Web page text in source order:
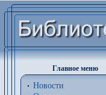
Главное меню
Новости